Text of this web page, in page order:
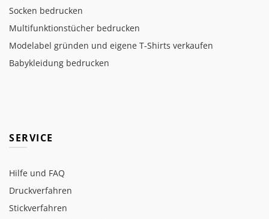
Socken bedrucken
Multifunktionstücher bedrucken
Modelabel gründen und eigene T-Shirts verkaufen
Babykleidung bedrucken
SERVICE
Hilfe und FAQ
Druckverfahren
Stickverfahren